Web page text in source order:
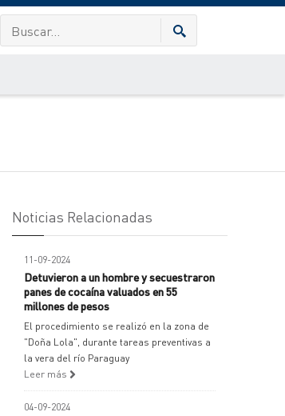
Noticias Relacionadas
11-09-2024
Detuvieron a un hombre y secuestraron
panes de cocaína valuados en 55
millones de pesos
El procedimiento se realizó en la zona de
"Doña Lola", durante tareas preventivas a
la vera del río Paraguay
Leer más
04-09-2024